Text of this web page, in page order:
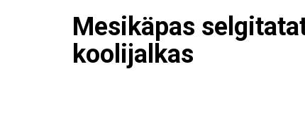
Mesikäpas
koolijalkas